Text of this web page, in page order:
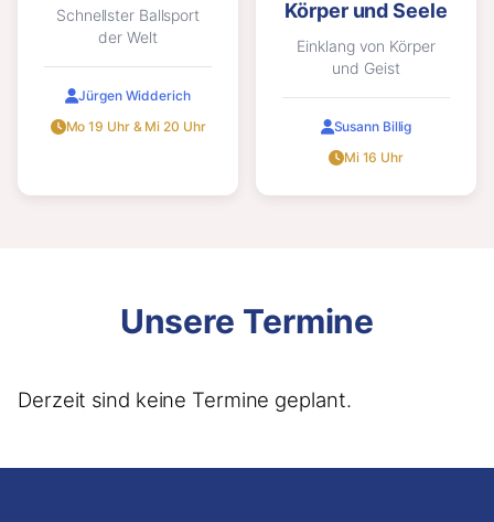
Schnellster Ballsport
der Welt
Jürgen Widderich
Mo 19 Uhr & Mi 20 Uhr
Körper und Seele
Einklang von Körper
und Geist
Susann Billig
Mi 16 Uhr
Unsere Termine
Derzeit sind keine Termine geplant.